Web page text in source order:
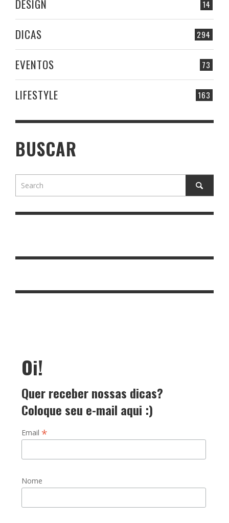
14
DESIGN
294
DICAS
73
EVENTOS
163
LIFESTYLE
BUSCAR
Oi!
Quer receber nossas dicas?
Coloque seu e-mail aqui :)
Email *
Nome